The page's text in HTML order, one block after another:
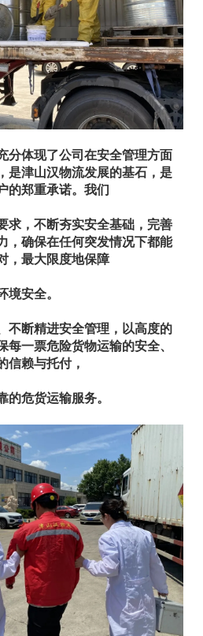
分体现了公司在安全管理方面
是津山汉物流发展的基石，是
的郑重承诺。我们
求，不断夯实安全基础，完善
，确保在任何突发情况下都能
，最大限度地保障
境安全。
不断精进安全管理，以高度的
每一票危险货物运输的安全、
信赖与托付，
的危货运输服务。